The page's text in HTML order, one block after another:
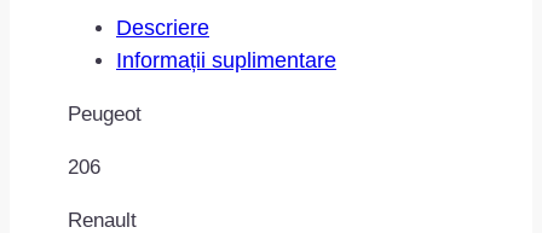
Descriere
Informații suplimentare
Peugeot
206
Renault